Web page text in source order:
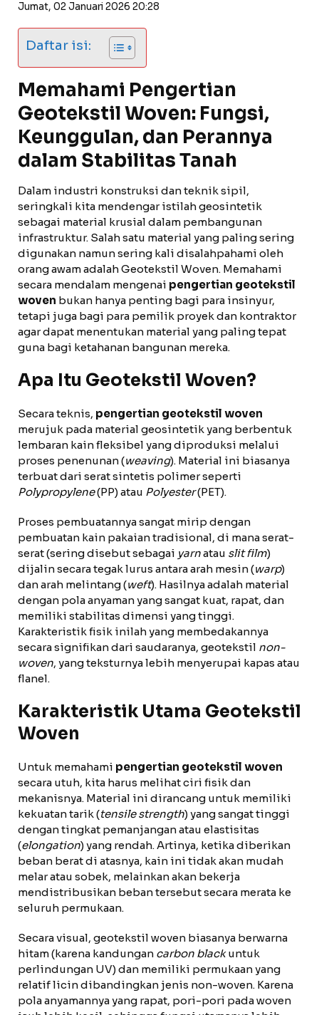
Jumat, 02 Januari 2026 20:28
Daftar isi:
Memahami Pengertian
Geotekstil Woven: Fungsi,
Keunggulan, dan Perannya
dalam Stabilitas Tanah
Dalam industri konstruksi dan teknik sipil,
seringkali kita mendengar istilah geosintetik
sebagai material krusial dalam pembangunan
infrastruktur. Salah satu material yang paling sering
digunakan namun sering kali disalahpahami oleh
orang awam adalah Geotekstil Woven. Memahami
secara mendalam mengenai pengertian geotekstil
woven bukan hanya penting bagi para insinyur,
tetapi juga bagi para pemilik proyek dan kontraktor
agar dapat menentukan material yang paling tepat
guna bagi ketahanan bangunan mereka.
Apa Itu Geotekstil Woven?
Secara teknis, pengertian geotekstil woven
merujuk pada material geosintetik yang berbentuk
lembaran kain fleksibel yang diproduksi melalui
proses penenunan (weaving). Material ini biasanya
terbuat dari serat sintetis polimer seperti
Polypropylene(PP) atau Polyester(PET).
Proses pembuatannya sangat mirip dengan
pembuatan kain pakaian tradisional, di mana serat-
serat (sering disebut sebagai yarnatau slit film)
dijalin secara tegak lurus antara arah mesin (warp)
dan arah melintang (weft). Hasilnya adalah material
dengan pola anyaman yang sangat kuat, rapat, dan
memiliki stabilitas dimensi yang tinggi.
Karakteristik fisik inilah yang membedakannya
secara signifikan dari saudaranya, geotekstil non-
woven, yang teksturnya lebih menyerupai kapas atau
flanel.
Karakteristik Utama Geotekstil
Woven
Untuk memahami pengertian geotekstil woven
secara utuh, kita harus melihat ciri fisik dan
mekanisnya. Material ini dirancang untuk memiliki
kekuatan tarik (tensile strength) yang sangat tinggi
dengan tingkat pemanjangan atau elastisitas
(elongation) yang rendah. Artinya, ketika diberikan
beban berat di atasnya, kain ini tidak akan mudah
melar atau sobek, melainkan akan bekerja
mendistribusikan beban tersebut secara merata ke
seluruh permukaan.
Secara visual, geotekstil woven biasanya berwarna
hitam (karena kandungan carbon blackuntuk
perlindungan UV) dan memiliki permukaan yang
relatif licin dibandingkan jenis non-woven. Karena
pola anyamannya yang rapat, pori-pori pada woven